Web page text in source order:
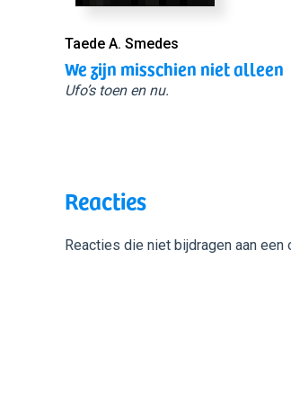
Taede A. Smedes
We zijn misschien niet alleen
Ufo’s toen en nu.
Reacties
Reacties die niet bijdragen aan